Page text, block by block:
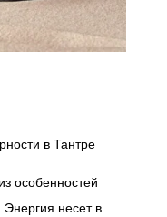
в Тантре
особенностей
Энергия несет в